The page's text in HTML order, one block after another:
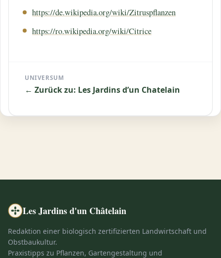
https://de.wikipedia.org/wiki/Zitruspflanzen
https://ro.wikipedia.org/wiki/Citrice
UNIVERSUM
← Zurück zu: Les Jardins d’un Chatelain
Les Jardins d'un Châtelain
Redaktion einer biologisch zertifizierten Landwirtschaft und
Obstbaukultur.
Praxistipps zu Pflanzen, Gartengestaltung und